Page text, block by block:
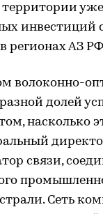
инвестиций
регионах АЗ
волоконно-
долей
насколько
связи,
Сеть